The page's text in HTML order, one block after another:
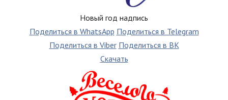
Новый год надпись
Поделиться в WhatsApp Поделиться в Telegram
Поделиться в Viber Поделиться в ВК
Скачать